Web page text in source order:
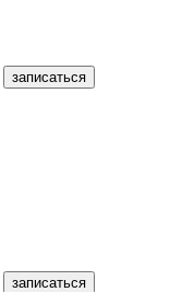
записаться
записаться